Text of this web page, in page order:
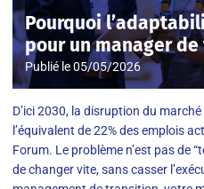
Pourquoi
pour un manager
Publié le05/05/2026
D’ici 2030, la disruption du
l’équivalent de 22% des emplois
Forum. Le problème n’est pas de
de changer vite, sans casser